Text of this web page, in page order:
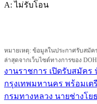
A: ไม่รับโอน
หมายเหตุ: ข้อมูลในประกาศรับสมั
ล่าสุดจากเว็บไซต์ทางการของ
แนะแนว
เรื่อง
งานราชการ เปิดรับสมัค
กรุงเทพมหานคร พร้อมเต
กรมทางหลวง นายช่างโย